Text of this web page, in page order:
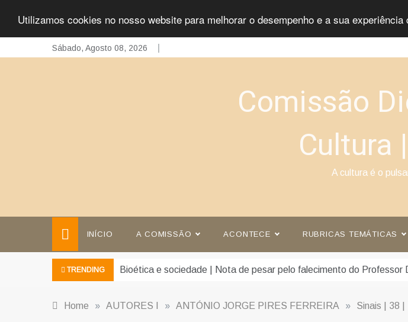
Utilizamos cookies no nosso website para melhorar o desempenho e a sua experiência
to
Sábado, Agosto 08, 2026
Comissão
Cultura
A cultura é o
INÍCIO A COMISSÃO ACONTECE RUBRICAS TEMÁTICAS
TRENDING Bioética e sociedade | Nota de pesar pelo falecimento do Professor
Home » AUTORES I » ANTÓNIO JORGE PIRES FERREIRA » Sinais | 38 |